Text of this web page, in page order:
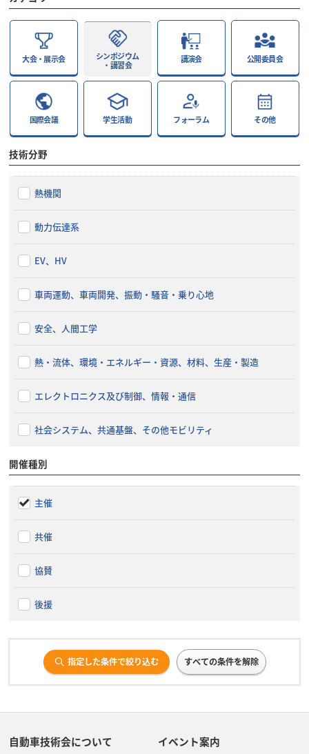
大会・展示会
シンポジウム
・講習会
講演会 公開委員会
国際会議 学生活動 フォーラム その他
技術分野
熱機関
動力伝達系
EV、HV
車両運動、車両開発、振動・騒音・乗り心地
安全、人間工学
熱・流体、環境・エネルギー・資源、材料、生産・製造
エレクトロニクス及び制御、情報・通信
社会システム、共通基盤、その他モビリティ
開催種別
主催
共催
協賛
後援
指定した条件で絞り込む すべての条件を解除
自動車技術会について イベント案内